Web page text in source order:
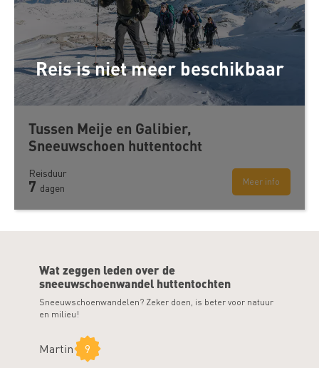
Reis is niet meer beschikbaar
Tussen Meije en Galibier,
Sneeuwschoen huttentocht
Meer info
Reisduur
7 dagen
Wat zeggen leden over de
sneeuwschoenwandel huttentochten
Sneeuwschoenwandelen? Zeker doen, is beter voor natuur
en milieu!
Martin 9